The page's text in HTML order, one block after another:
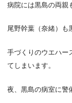
病院には黒島の両親
尾野幹葉（奈緒）も
手づくりのウエハー
てしまいます。
夜、黒島の病室に警